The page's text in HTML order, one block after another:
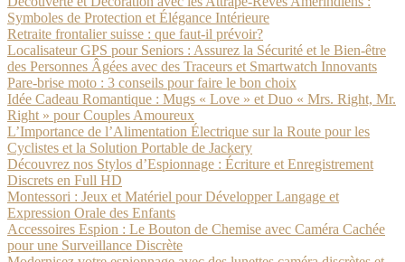
Symboles de Protection et Élégance Intérieure
Retraite frontalier suisse : que faut-il prévoir?
Localisateur GPS pour Seniors : Assurez la Sécurité et le Bien-être
des Personnes Âgées avec des Traceurs et Smartwatch Innovants
Pare-brise moto : 3 conseils pour faire le bon choix
Idée Cadeau Romantique : Mugs « Love » et Duo « Mrs. Right, Mr.
Right » pour Couples Amoureux
L’Importance de l’Alimentation Électrique sur la Route pour les
Cyclistes et la Solution Portable de Jackery
Découvrez nos Stylos d’Espionnage : Écriture et Enregistrement
Discrets en Full HD
Montessori : Jeux et Matériel pour Développer Langage et
Expression Orale des Enfants
Accessoires Espion : Le Bouton de Chemise avec Caméra Cachée
pour une Surveillance Discrète